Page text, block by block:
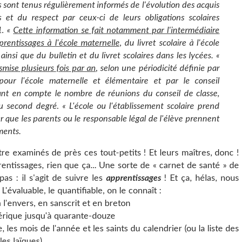
sont tenus régulièrement informés de l'évolution des acquis
et du respect par ceux-ci de leurs obligations scolaires
« Cette information se fait notamment par l'intermédiaire
à l'école maternelle, du livret scolaire à l'école
que du bulletin et du livret scolaires dans les lycées. «
plusieurs fois par an, selon une périodicité définie par
l'école maternelle et élémentaire et par le conseil
en compte le nombre de réunions du conseil de classe,
second degré. « L'école ou l'établissement scolaire prend
que les parents ou le responsable légal de l'élève prennent
examinés de près ces tout-petits ! Et leurs maîtres, donc !
rien que ça... Une sorte de « carnet de santé » de
: il s'agit de suivre les apprentissages ! Et ça, hélas, nous
le quantifiable, on le connaît :
en sanscrit et en breton
jusqu'à quarante-douze
les mois de l'année et les saints du calendrier (ou la liste des